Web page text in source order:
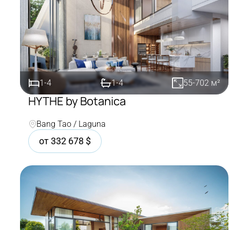
1-4 1-4 55-702 м²
HYTHE by Botanica
Bang Tao / Laguna
от332 678 $